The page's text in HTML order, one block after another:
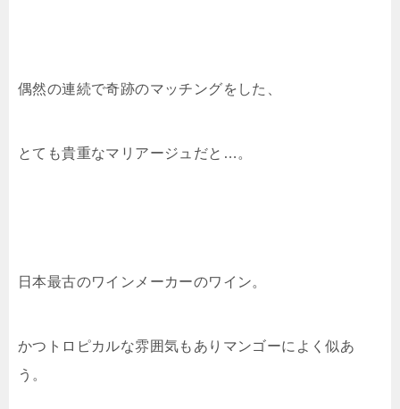
偶然の連続で奇跡のマッチングをした、
とても貴重なマリアージュだと…。
日本最古のワインメーカーのワイン。
かつトロピカルな雰囲気もありマンゴーによく似あ
う。